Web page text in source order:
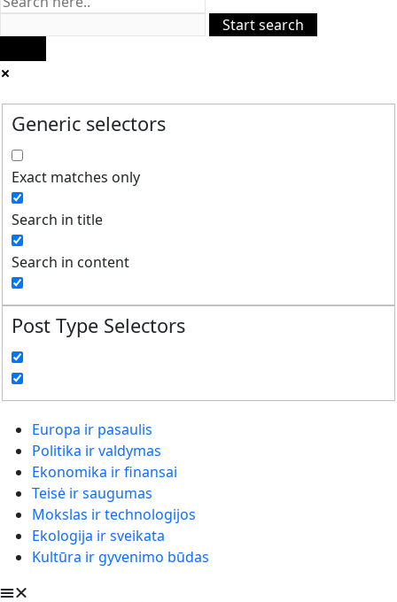
Generic selectors
Exact matches only
Search in title
Search in content
Post Type Selectors
Europa ir pasaulis
Politika ir valdymas
Ekonomika ir finansai
Teisė ir saugumas
Mokslas ir technologijos
Ekologija ir sveikata
Kultūra ir gyvenimo būdas